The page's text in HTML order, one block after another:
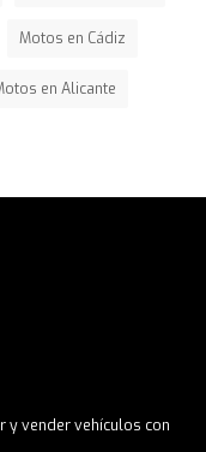
Motos en Cádiz
en Alicante
y vender vehículos con